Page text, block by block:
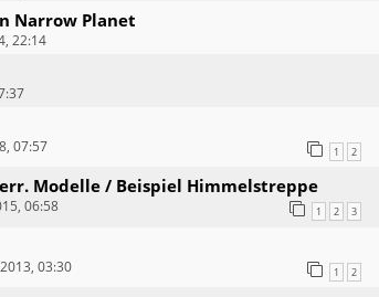
Narrow Planet
22:14
07:57 1 2
Modelle / Beispiel Himmelstreppe
06:58 1 2 3
03:30 1 2